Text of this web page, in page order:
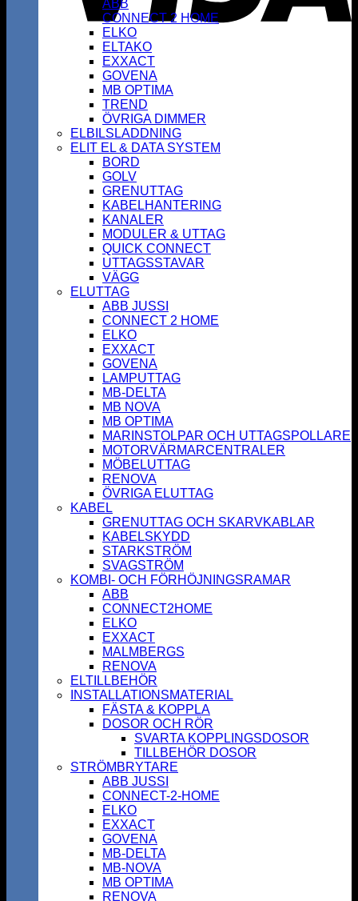
ABB
CONNECT 2 HOME
ELKO
ELTAKO
EXXACT
GOVENA
MB OPTIMA
TREND
ÖVRIGA DIMMER
ELBILSLADDNING
ELIT EL & DATA SYSTEM
BORD
GOLV
GRENUTTAG
KABELHANTERING
KANALER
MODULER & UTTAG
QUICK CONNECT
UTTAGSSTAVAR
VÄGG
ELUTTAG
ABB JUSSI
CONNECT 2 HOME
ELKO
EXXACT
GOVENA
LAMPUTTAG
MB-DELTA
MB NOVA
MB OPTIMA
MARINSTOLPAR OCH UTTAGSPOLLARE
MOTORVÄRMARCENTRALER
MÖBELUTTAG
RENOVA
ÖVRIGA ELUTTAG
KABEL
GRENUTTAG OCH SKARVKABLAR
KABELSKYDD
STARKSTRÖM
SVAGSTRÖM
KOMBI- OCH FÖRHÖJNINGSRAMAR
ABB
CONNECT2HOME
ELKO
EXXACT
MALMBERGS
RENOVA
ELTILLBEHÖR
INSTALLATIONSMATERIAL
FÄSTA & KOPPLA
DOSOR OCH RÖR
SVARTA KOPPLINGSDOSOR
TILLBEHÖR DOSOR
STRÖMBRYTARE
ABB JUSSI
CONNECT-2-HOME
ELKO
EXXACT
GOVENA
MB-DELTA
MB-NOVA
MB OPTIMA
RENOVA